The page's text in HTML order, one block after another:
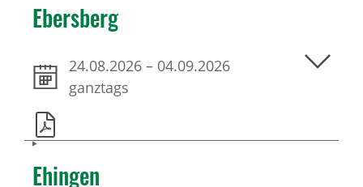
Ebersberg
24.08.2026 – 04.09.2026
ganztags
Ehingen